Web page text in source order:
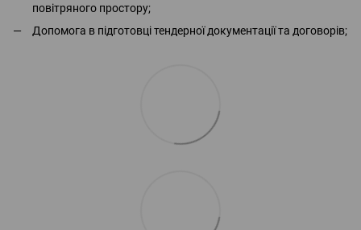
повітряного простору;
Допомога в підготовці тендерної документації та договорів;